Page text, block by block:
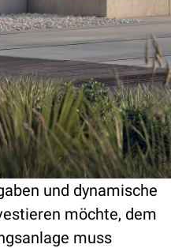
und dynamische
möchte, dem
muss